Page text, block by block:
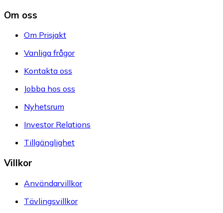
Om oss
Om Prisjakt
Vanliga frågor
Kontakta oss
Jobba hos oss
Nyhetsrum
Investor Relations
Tillgänglighet
Villkor
Användarvillkor
Tävlingsvillkor